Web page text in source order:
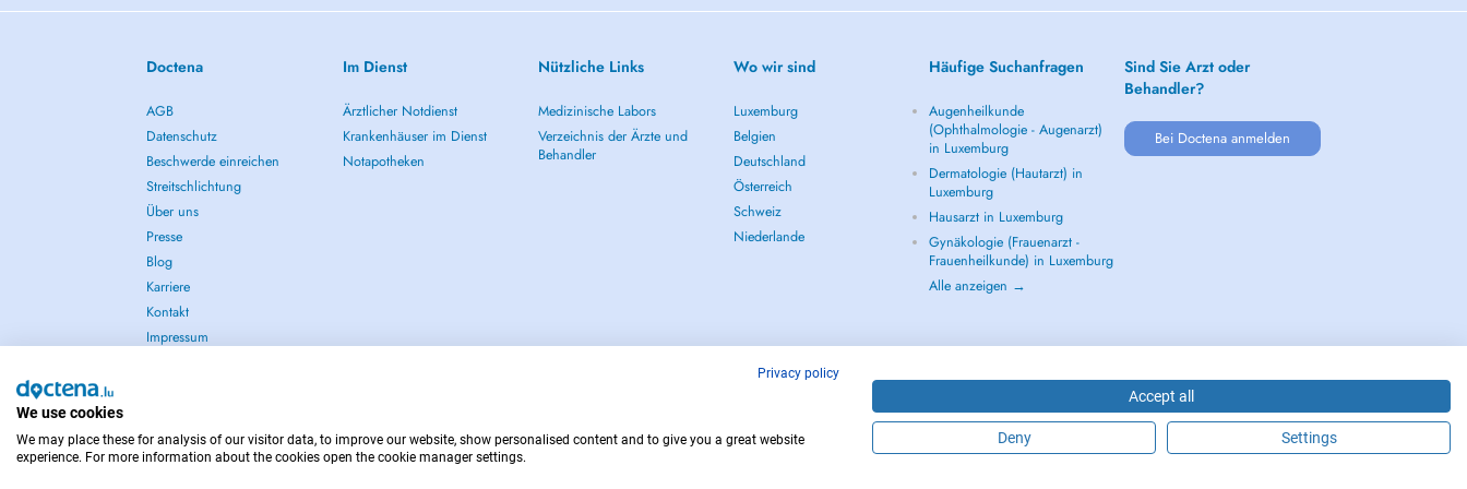
Doctena
AGB
Datenschutz
Beschwerde einreichen
Streitschlichtung
Über uns
Presse
Blog
Karriere
Kontakt
Impressum
Im Dienst
Ärztlicher Notdienst
Krankenhäuser im Dienst
Notapotheken
Nützliche Links
Medizinische Labors
Verzeichnis der Ärzte und
Behandler
Wo wir sind
Luxemburg
Belgien
Deutschland
Österreich
Schweiz
Niederlande
Häufige Suchanfragen
Augenheilkunde
(Ophthalmologie - Augenarzt)
in Luxemburg
Dermatologie (Hautarzt) in
Luxemburg
Hausarzt in Luxemburg
Gynäkologie (Frauenarzt -
Frauenheilkunde) in Luxemburg
Alle anzeigen →
Sind Sie Arzt oder
Behandler?
Bei Doctena anmelden
IM NOTFALL WENDEN SIE SICH AN : 112 Copyright © 2026 - DOCTENA S.A. 42, Rue de la Vallée, L-2661 Luxembourg
Privacy policy
We use cookies
We may place these for analysis of our visitor data, to improve our website, show personalised content and to give you a great website
experience. For more information about the cookies open the cookie manager settings.
Accept all
Deny Settings